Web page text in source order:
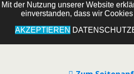
Mit der Nutzung unserer Website
einverstanden, dass wir
AKZEPTIEREN